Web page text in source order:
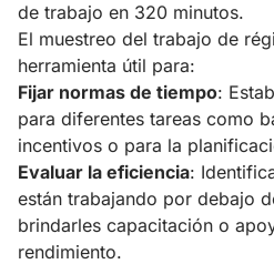
de trabajo en 320 minutos.
El muestreo del trabajo de
herramienta útil para:
Fijar normas de tiempo:
para diferentes tareas como
incentivos o para la
Evaluar la eficiencia:
están trabajando por debajo
brindarles capacitación o
rendimiento.